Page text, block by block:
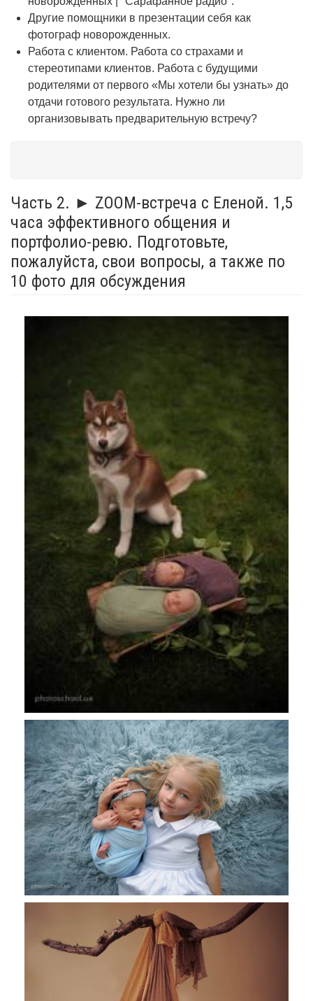
Другие помощники в презентации себя как
фотограф новорожденных.
Работа с клиентом. Работа со страхами и
стереотипами клиентов. Работа с будущими
родителями от первого «Мы хотели бы узнать» до
отдачи готового результата. Нужно ли
организовывать предварительную встречу?
Часть 2. ► ZOOM-встреча с Еленой. 1,5
часа эффективного общения и
портфолио-ревю. Подготовьте,
пожалуйста, свои вопросы, а также по
10 фото для обсуждения